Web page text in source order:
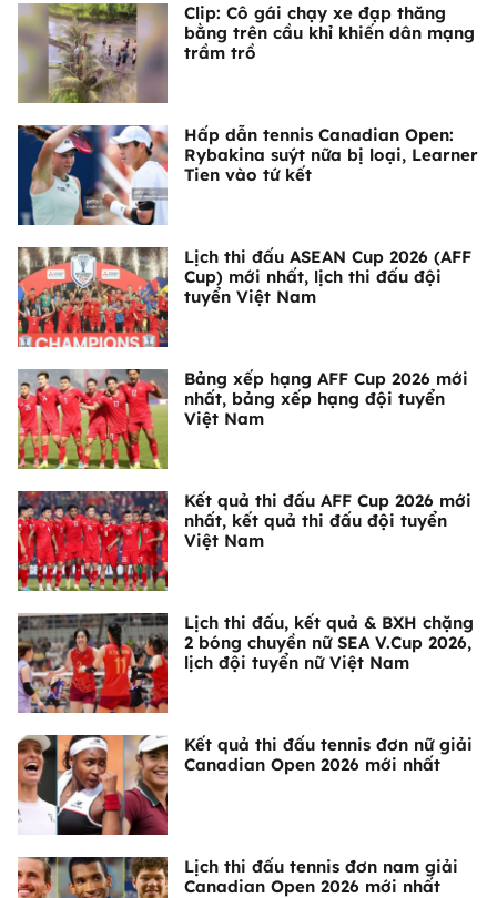
Clip: Cô gái chạy xe đạp thăng
bằng trên cầu khỉ khiến dân mạng
trầm trồ
Hấp dẫn tennis Canadian Open:
Rybakina suýt nữa bị loại, Learner
Tien vào tứ kết
Lịch thi đấu ASEAN Cup 2026 (AFF
Cup) mới nhất, lịch thi đấu đội
tuyển Việt Nam
Bảng xếp hạng AFF Cup 2026 mới
nhất, bảng xếp hạng đội tuyển
Việt Nam
Kết quả thi đấu AFF Cup 2026 mới
nhất, kết quả thi đấu đội tuyển
Việt Nam
Lịch thi đấu, kết quả & BXH chặng
2 bóng chuyền nữ SEA V.Cup 2026,
lịch đội tuyển nữ Việt Nam
Kết quả thi đấu tennis đơn nữ giải
Canadian Open 2026 mới nhất
Lịch thi đấu tennis đơn nam giải
Canadian Open 2026 mới nhất